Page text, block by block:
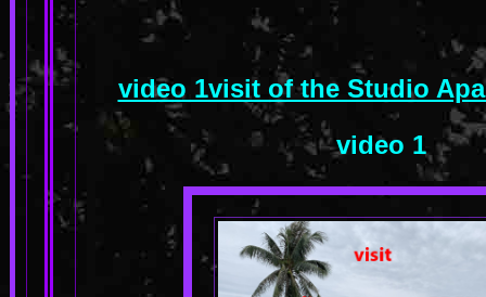
video 1visit of the Studio
video 1